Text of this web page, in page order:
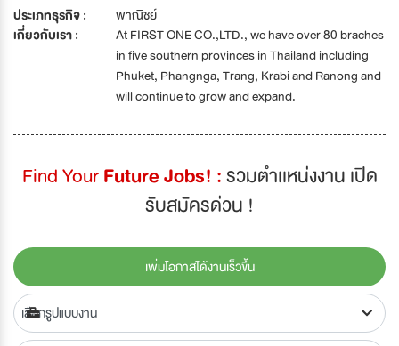
ประเภทธุรกิจ :
พาณิชย์
เกี่ยวกับเรา :
At FIRST ONE CO.,LTD., we have over 80 braches
in five southern provinces in Thailand including
Phuket, Phangnga, Trang, Krabi and Ranong and
will continue to grow and expand.
Find YourFuture Jobs! :รวมตำเเหน่งงาน เปิด
รับสมัครด่วน !
เพิ่มโอกาสได้งานเร็วขึ้น